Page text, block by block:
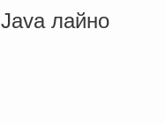
Java лайно